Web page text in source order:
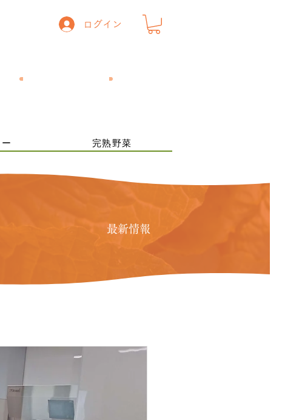
ログイン
完熟野菜
最新情報